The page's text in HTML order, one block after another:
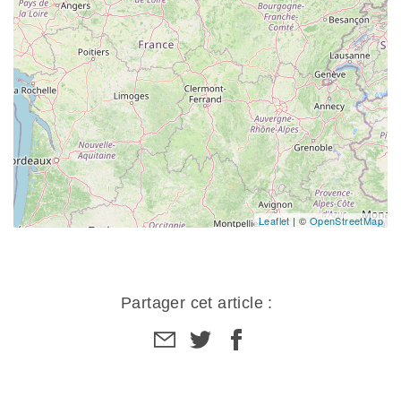
Leaflet | © OpenStreetMap
Partager cet article :
PartagerPartagerPartager
sur